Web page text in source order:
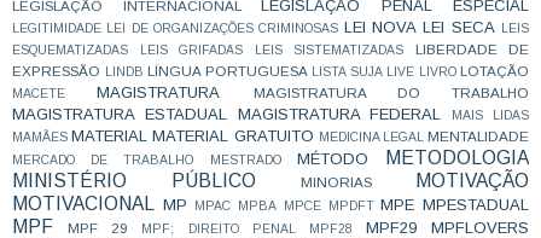
LEGISLAÇÃO INTERNACIONAL
LEGISLAÇÃO PENAL ESPECIAL
LEGITIMIDADE LEI DE ORGANIZAÇÕES CRIMINOSAS LEI NOVA LEI SECA
LEIS
ESQUEMATIZADAS
LEIS GRIFADAS LEIS SISTEMATIZADAS
LIBERDADE DE
EXPRESSÃO
LINDB LÍNGUA PORTUGUESA LISTA SUJA LIVE LIVRO LOTAÇÃO
MACETE MAGISTRATURA MAGISTRATURA DO TRABALHO
MAGISTRATURA ESTADUAL MAGISTRATURA FEDERAL
MAIS LIDAS
MAMÃES MATERIAL MATERIAL GRATUITO MEDICINA LEGAL MENTALIDADE
MERCADO DE TRABALHO MESTRADO MÉTODO
METODOLOGIA
MINISTÉRIO PÚBLICO
MINORIAS
MOTIVAÇÃO
MOTIVACIONAL
MP MPAC MPBA MPCE MPDFT MPE MPESTADUAL
MPF MPF 29 MPF; DIREITO PENAL MPF28 MPF29
MPFLOVERS